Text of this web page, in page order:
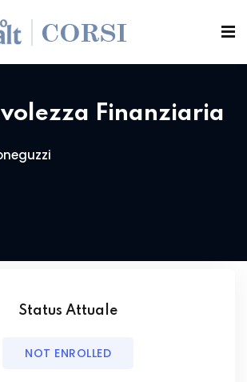
Finanziaria
Status Attuale
NOT ENROLLED
in Sign up
have an account?Sign up